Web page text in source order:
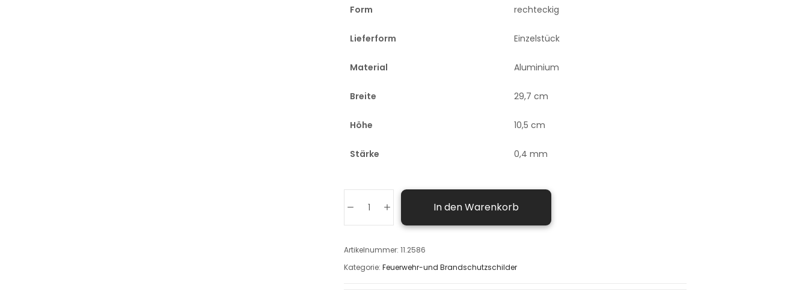
Form rechteckig
Lieferform Einzelstück
Material Aluminium
Breite 29,7 cm
Höhe 10,5 cm
Stärke 0,4 mm
In den Warenkorb
Artikelnummer: 11.2586
Kategorie: Feuerwehr-und Brandschutzschilder